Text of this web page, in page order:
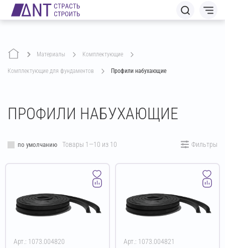
Материалы комплектующие
комплектующие для фундаментов Профили набухающие
ПРОФИЛИ НАБУХАЮЩИЕ
по умолчанию Товары 1—10 из 10 Фильтры
Арт.: 1073.004820
Арт.: 1073.004821